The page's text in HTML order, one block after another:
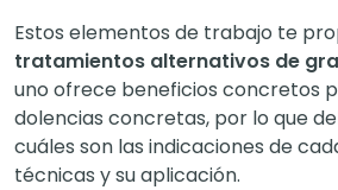
Estos elementos de trabajo te
tratamientos alternativos de
uno ofrece beneficios concretos
dolencias concretas, por lo que
cuáles son las indicaciones de
técnicas y su aplicación.